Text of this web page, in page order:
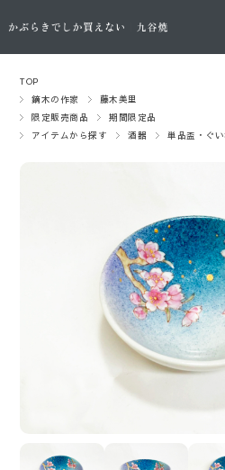
TOP
鏑木の作家
藤木美里
限定販売商品
期間限定品
アイテムから探す
酒器 単品盃・ぐ